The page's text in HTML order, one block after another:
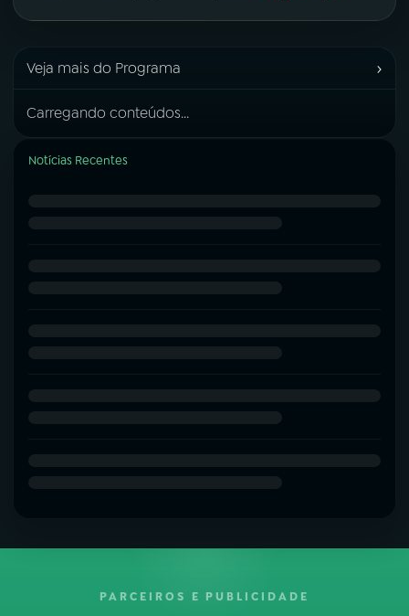
Veja mais do Programa ›
Carregando conteúdos...
Notícias Recentes
PARCEIROS E PUBLICIDADE